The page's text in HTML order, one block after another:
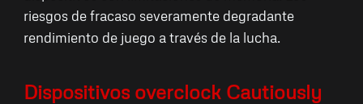
riesgos de fracaso severamente degradante
rendimiento de juego a través de la lucha.
Dispositivos overclock Cautiously